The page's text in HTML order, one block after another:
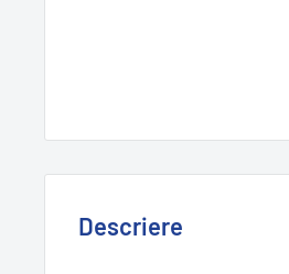
Descriere